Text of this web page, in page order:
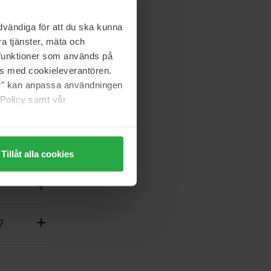
för att du ska kunna
tjänster, mäta och
som används på
med cookieleverantören.
kan anpassa användningen
samt vår
Tillåt alla cookies